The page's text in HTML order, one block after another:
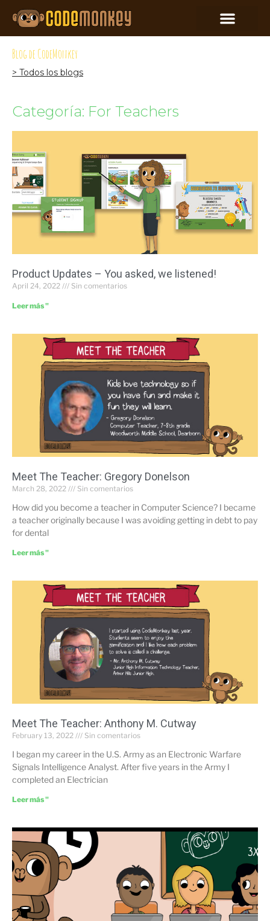
Blog de CodeMonkey
> Todos los blogs
Categoría: For Teachers
Product Updates – You asked, we listened!
April 24, 2022 Sin comentarios
Leer más "
Meet The Teacher: Gregory Donelson
March 28, 2022 Sin comentarios
How did you become a teacher in Computer Science? I became
a teacher originally because I was avoiding getting in debt to pay
for dental
Leer más "
Meet The Teacher: Anthony M. Cutway
February 13, 2022 Sin comentarios
I began my career in the U.S. Army as an Electronic Warfare
Signals Intelligence Analyst. After five years in the Army I
completed an Electrician
Leer más "